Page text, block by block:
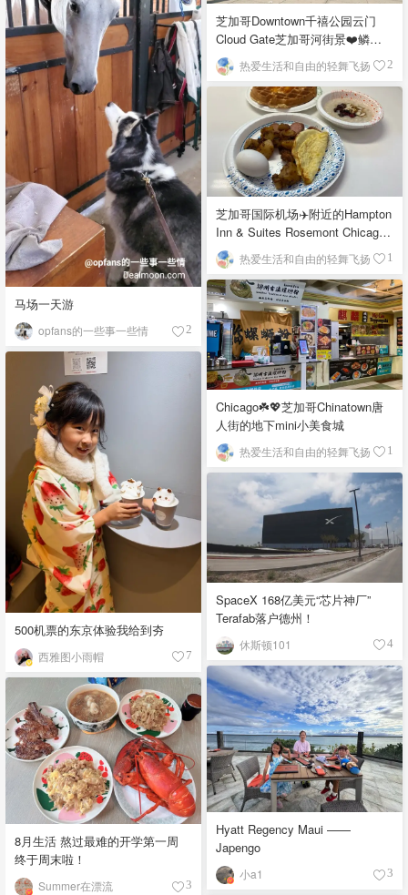
芝加哥Downtown千禧公园云门
Cloud Gate芝加哥河街景❤️鳞次
栉比的高楼
热爱生活和自由的轻舞飞扬 2
马场一天游
opfans的一些事一些情 2
芝加哥国际机场✈️附近的Hampton
Inn & Suites Rosemont Chicago
O'Hare自助早餐
热爱生活和自由的轻舞飞扬 1
Chicago☘️💖芝加哥Chinatown唐
人街的地下mini小美食城
热爱生活和自由的轻舞飞扬 1
500机票的东京体验我给到夯
西雅图小雨帽 7
SpaceX 168亿美元“芯片神厂”
Terafab落户德州！
休斯顿101 4
Hyatt Regency Maui ——
Japengo
小a1 3
8月生活 熬过最难的开学第一周
终于周末啦！
Summer在漂流 3